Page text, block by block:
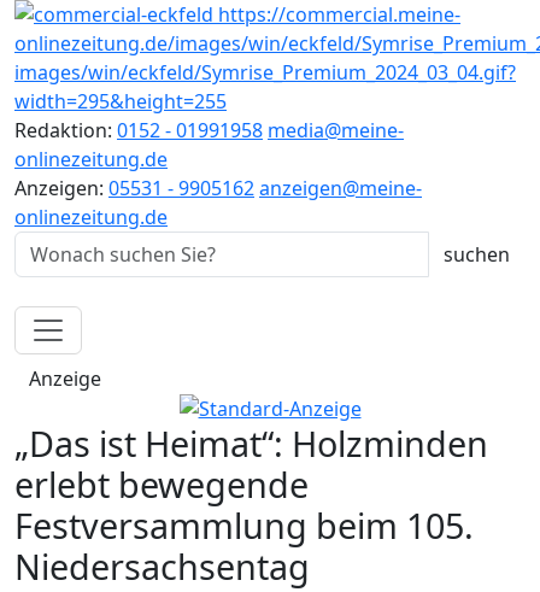
Redaktion: 0152 - 01991958 media@meine-
onlinezeitung.de
Anzeigen: 05531 - 9905162anzeigen@meine-
onlinezeitung.de
Anzeige
„Das ist Heimat“: Holzminden
erlebt bewegende
Festversammlung beim 105.
Niedersachsentag